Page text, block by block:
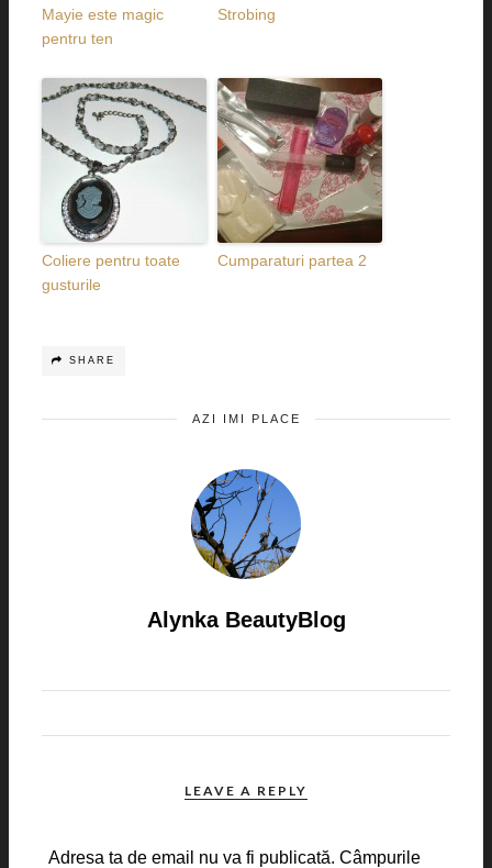
Mayie este magic
pentru ten
Strobing
Coliere pentru toate
gusturile
Cumparaturi partea 2
SHARE
AZI IMI PLACE
Alynka BeautyBlog
LEAVE A REPLY
Adresa ta de email nu va fi publicată. Câmpurile